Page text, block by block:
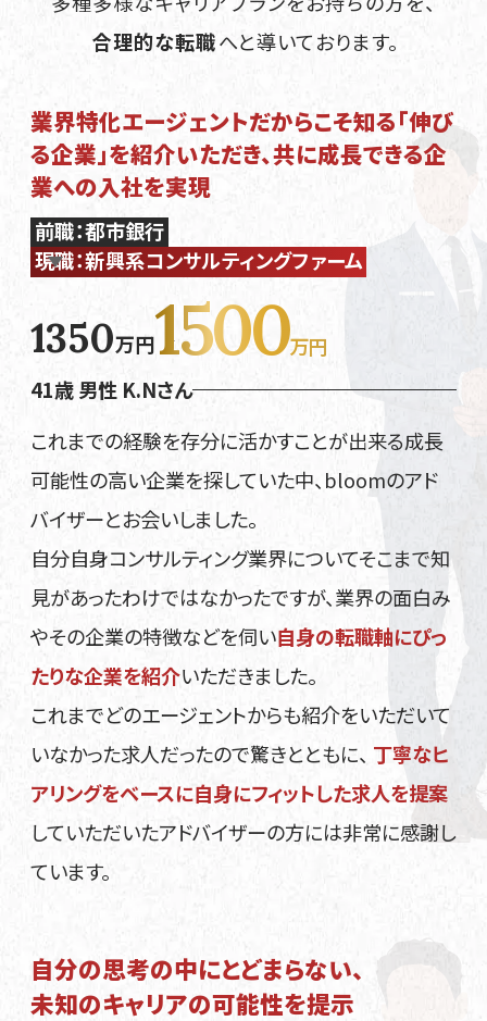
合理的な転職へと導いております。
業界特化エージェントだからこそ知る「伸び
る企業」を紹介いただき、共に成長できる企
業への入社を実現
前職：都市銀行
現職：新興系コンサルティングファーム
1350万円1500万円
41歳 男性 K.Nさん
これまでの経験を存分に活かすことが出来る成長
可能性の高い企業を探していた中、bloomのアド
バイザーとお会いしました。
自分自身コンサルティング業界についてそこまで知
見があったわけではなかったですが、業界の面白み
やその企業の特徴などを伺い自身の転職軸にぴっ
たりな企業を紹介いただきました。
これまでどのエージェントからも紹介をいただいて
いなかった求人だったので驚きとともに、 丁寧なヒ
アリングをベースに自身にフィットした求人を提案
していただいたアドバイザーの方には非常に感謝し
ています。
自分の思考の中にとどまらない、
未知のキャリアの可能性を提示